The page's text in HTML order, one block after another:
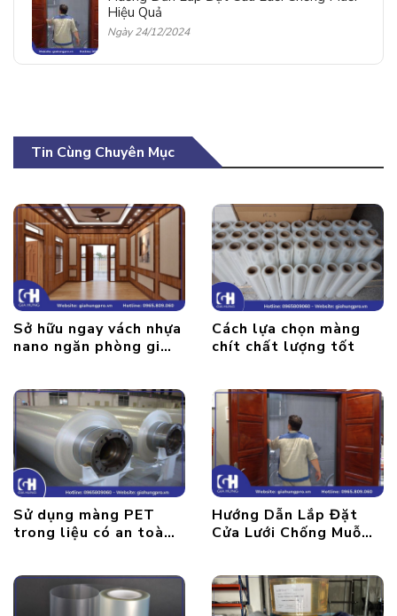
Hiệu Quả
Ngày 24/12/2024
Tin Cùng Chuyên Mục
Sở hữu ngay vách nhựa
nano ngăn phòng giá
Cách lựa chọn màng
chít chất lượng tốt
Sử dụng màng PET
trong liệu có an toàn
Hướng Dẫn Lắp Đặt
Cửa Lưới Chống Muỗi